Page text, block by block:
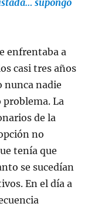
supongo
enfrentaba a
casi tres años
nunca nadie
La
de la
no
tenía que
se sucedían
En el día a